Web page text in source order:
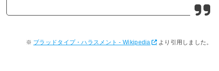
ブラッドタイプ・ハラスメント - Wikipedia より引用しました。